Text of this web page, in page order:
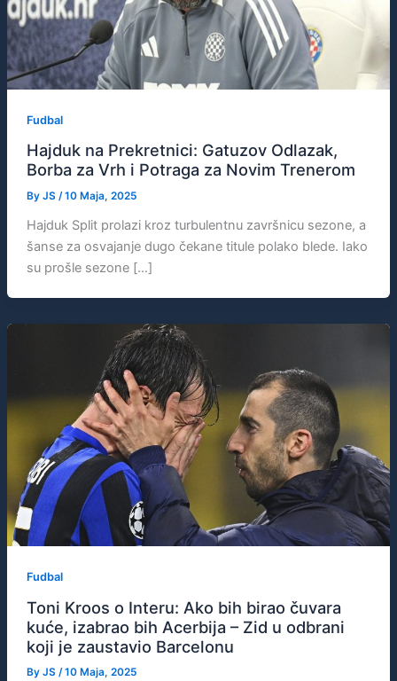
Fudbal
Hajduk na Prekretnici: Gatuzov Odlazak,
Borba za Vrh i Potraga za Novim Trenerom
By JS /10 Maja, 2025
Hajduk Split prolazi kroz turbulentnu završnicu sezone, a
šanse za osvajanje dugo čekane titule polako blede. Iako
su prošle sezone […]
Fudbal
Toni Kroos o Interu: Ako bih birao čuvara
kuće, izabrao bih Acerbija – Zid u odbrani
koji je zaustavio Barcelonu
By JS /10 Maja, 2025